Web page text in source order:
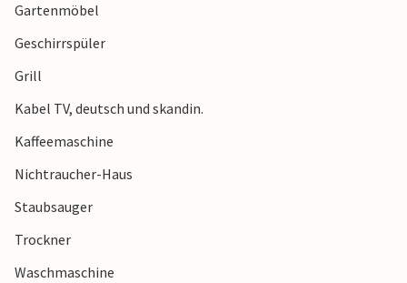
Gartenmöbel
Geschirrspüler
Grill
Kabel TV, deutsch und skandin.
Kaffeemaschine
Nichtraucher-Haus
Staubsauger
Trockner
Waschmaschine